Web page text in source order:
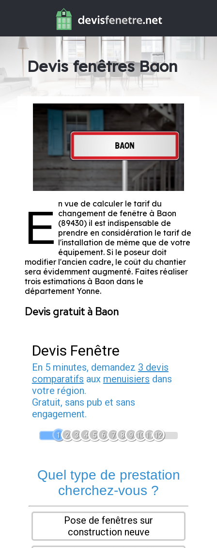
Devis fenêtres Baon
E n vue de calculer le tarif du
changement de fenêtre à Baon
(89430) il est indispensable de
prendre en considération le tarif de
l'installation de même que de votre
équipement. Si le poseur doit
modifier l'ancien cadre, le coût du chantier
sera évidemment augmenté. Faites réaliser
trois estimations à Baon dans le
département Yonne.
Devis gratuit à Baon
Devis Fenêtre
En 5 minutes, demandez 3 devis
comparatifs aux menuisiers dans
votre région.
Gratuit, sans pub et sans
engagement.
1 2 3 4 5 6 7 8 9 1011 12
Quel type de prestation
cherchez-vous ?
Pose de fenêtres sur
construction neuve